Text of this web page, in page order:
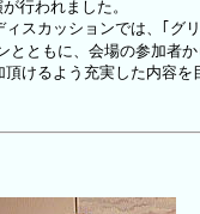
行われました。
スカッションでは、 ｢グ
とともに、会場の参加者
けるよう充実した内容を